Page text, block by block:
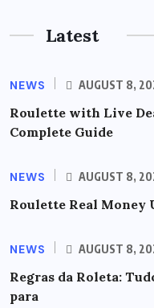
Latest
NEWS AUGUST 8,
Roulette with Live
Complete Guide
NEWS AUGUST 8,
Roulette Real Money
NEWS AUGUST 8,
Regras da Roleta:
para